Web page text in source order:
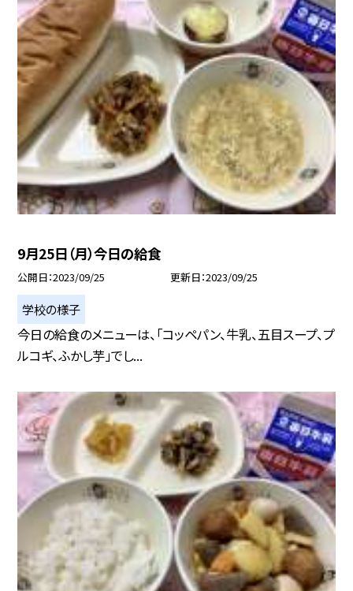
9月25日（月）今日の給食
公開日 2023/09/25 更新日 2023/09/25
学校の様子
今日の給食のメニューは、「コッペパン、牛乳、五目スープ、プ
ルコギ、ふかし芋」でし...